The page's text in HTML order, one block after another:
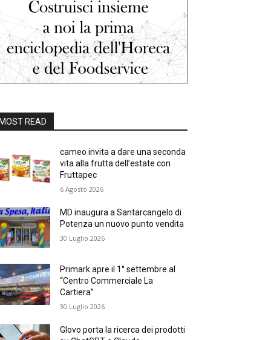
READ
cameo invita a dare una seconda
vita alla frutta dell’estate con
Fruttapec
6 Agosto 2026
MD inaugura a Santarcangelo di
Potenza un nuovo punto vendita
30 Luglio 2026
Primark apre il 1° settembre al
“Centro Commerciale La
Cartiera”
30 Luglio 2026
Glovo porta la ricerca dei prodotti